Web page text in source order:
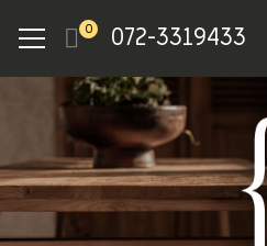
072-3319433
0
Menu